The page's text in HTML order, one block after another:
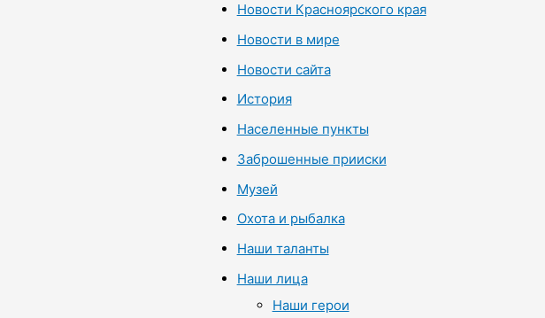
Новости Красноярского края
Новости в мире
Новости сайта
История
Населенные пункты
Заброшенные прииски
Музей
Охота и рыбалка
Наши таланты
Наши лица
Наши герои